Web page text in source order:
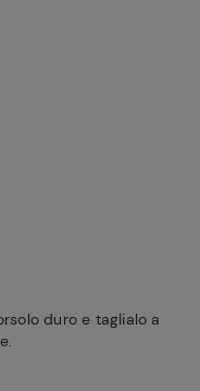
duro e taglialo a